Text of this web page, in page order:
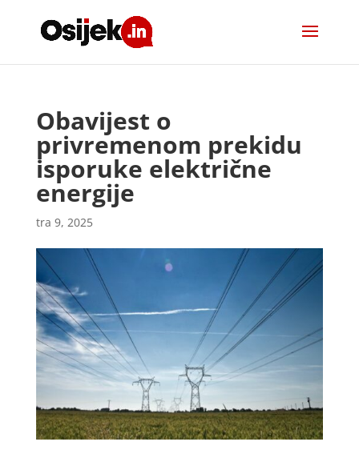
Obavijest o
privremenom prekidu
isporuke električne
energije
tra 9, 2025